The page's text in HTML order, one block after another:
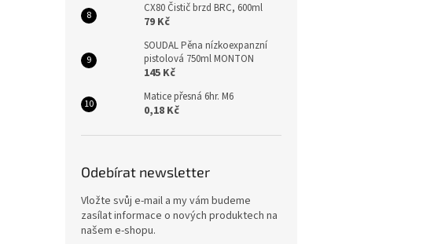
CX80 Čistič brzd BRC, 600ml
79 Kč
SOUDAL Pěna nízkoexpanzní
pistolová 750ml MONTON
145 Kč
Matice přesná 6hr. M6
0,18 Kč
Odebírat newsletter
Vložte svůj e-mail a my vám budeme
zasílat informace o nových produktech na
našem e-shopu.